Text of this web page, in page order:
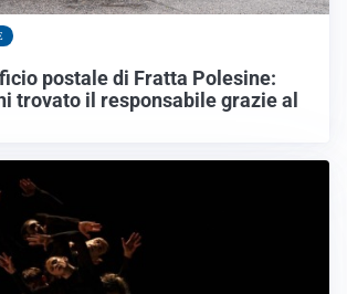
postale di Fratta Polesine:
trovato il responsabile grazie al